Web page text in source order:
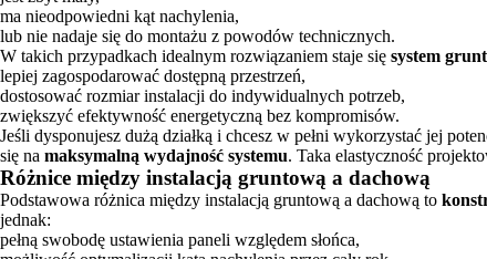
ma nieodpowiedni kąt nachylenia,
lub nie nadaje się do montażu z powodów technicznych.
W takich przypadkach idealnym rozwiązaniem staje się system
lepiej zagospodarować dostępną przestrzeń,
dostosować rozmiar instalacji do indywidualnych potrzeb,
zwiększyć efektywność energetyczną bez kompromisów.
Jeśli dysponujesz dużą działką i chcesz w pełni wykorzystać jej
się na maksymalną wydajność systemu. Taka elastyczność
Różnice między instalacją gruntową a dachową
Podstawowa różnica między instalacją gruntową a dachową to
jednak:
pełną swobodę ustawienia paneli względem słońca,